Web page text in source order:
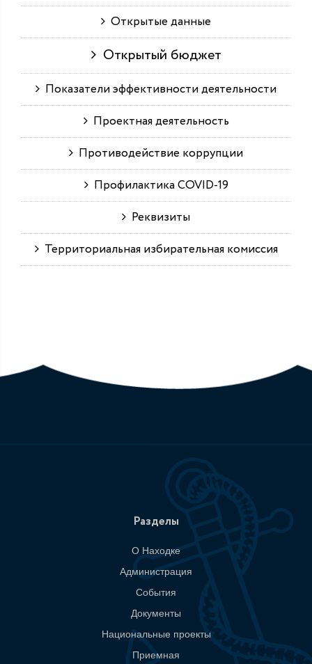
Открытые данные
Открытый бюджет
Показатели эффективности деятельности
Проектная деятельность
Противодействие коррупции
Профилактика COVID-19
Реквизиты
Территориальная избирательная комиссия
Разделы
О Находке
Администрация
События
Документы
Национальные проекты
Приемная